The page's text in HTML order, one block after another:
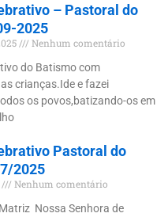
– Pastoral do
2025
Nenhum comentário
do Batismo com
crianças.Ide e fazei
os povos,batizando-os em
Pastoral do
2025
Nenhum comentário
Nossa Senhora de